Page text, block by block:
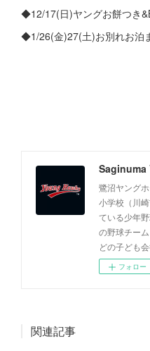
◆12/17(日)ヤングお餅つき
◆1/26(金)27(土)お別れお泊
Saginuma
鷺沼ヤング
小学校（川
ている少年
の野球チー
どの子ども
フォロー
関連記事